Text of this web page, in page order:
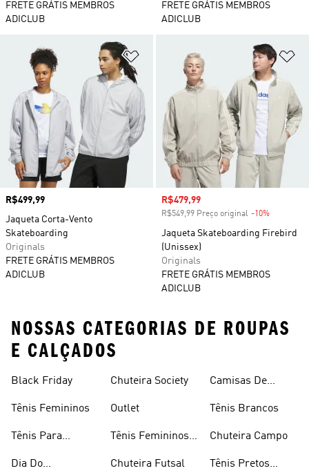
FRETE GRÁTIS MEMBROS
ADICLUB
FRETE GRÁTIS MEMBROS
ADICLUB
Adicionar à Lista de Desejos
Preço
R$499,99
Jaqueta Corta-Vento
Skateboarding
Originals
FRETE GRÁTIS MEMBROS
ADICLUB
Preço com desconto
R$479,99
R$549,99 Preço original -10%
Jaqueta Skateboarding Firebird
(Unissex)
Originals
FRETE GRÁTIS MEMBROS
ADICLUB
NOSSAS CATEGORIAS DE ROUPAS
E CALÇADOS
Black Friday
Tênis Femininos
Tênis Para
Dia Do
Chuteira Society
Outlet
Tênis Femininos
Chuteira Futsal
Camisas De
Tênis Brancos
Chuteira Campo
Tênis Pretos